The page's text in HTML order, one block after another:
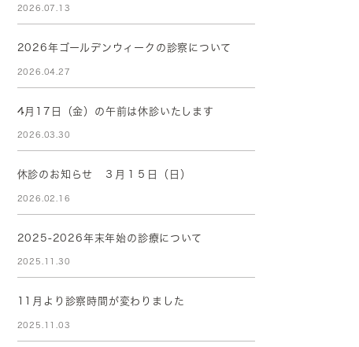
2026.07.13
2026年ゴールデンウィークの診察について
2026.04.27
4月17日（金）の午前は休診いたします
2026.03.30
休診のお知らせ ３月１５日（日）
2026.02.16
2025-2026年末年始の診療について
2025.11.30
11月より診察時間が変わりました
2025.11.03